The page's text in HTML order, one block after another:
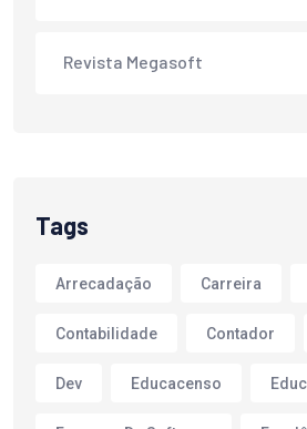
Revista Megasoft
Tags
Arrecadação Carreira
Contabilidade Contador
Dev Educacenso